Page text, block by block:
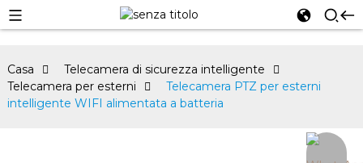
Casa
Telecamera di sicurezza intelligente
Telecamera per esterni
Telecamera PTZ per esterni
intelligente WIFI alimentata a batteria